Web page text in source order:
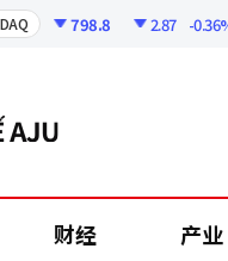
798.8 2.87 -0.36%
财经 产业